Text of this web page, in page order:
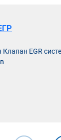
Клапан EGR